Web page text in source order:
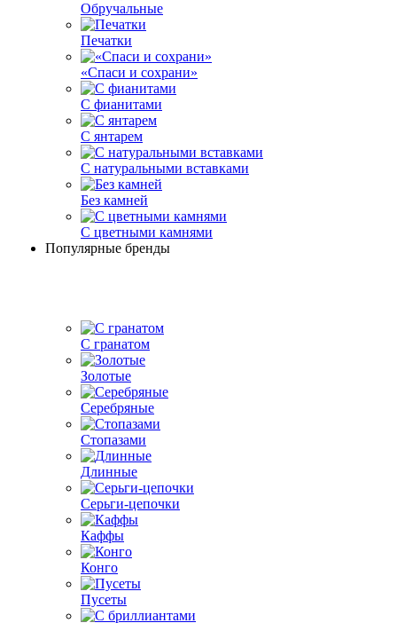
Обручальные
Печатки
«Спаси и сохрани»
С фианитами
С янтарем
С натуральными вставками
Без камней
С цветными камнями
Популярные бренды
С гранатом
Золотые
Серебряные
Стопазами
Длинные
Серьги-цепочки
Каффы
Конго
Пусеты